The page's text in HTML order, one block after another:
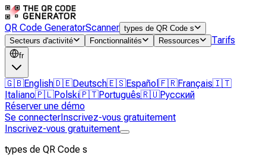
QR Code GeneratorScanner types de QR Code s
Secteurs d'activité
Fonctionnalités Ressources Tarifs
fr
🇬🇧English🇩🇪Deutsch🇪🇸Español 🇫🇷Français🇮🇹
Italiano🇵🇱Polski🇵🇹Português🇷🇺Русский
Réserver une démo
Se connecterInscrivez-vous gratuitement
Inscrivez-vous gratuitement
types de QR Code s